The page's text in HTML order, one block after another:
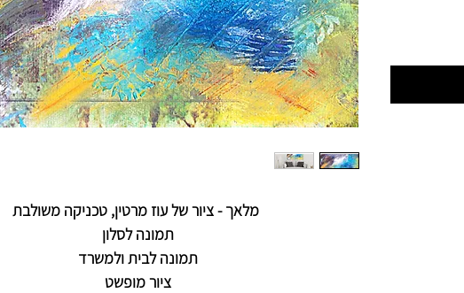
מלאך - ציור של עוז מרטין, טכניקה משולבת
תמונה לסלון
תמונה לבית ולמשרד
ציור מופשט